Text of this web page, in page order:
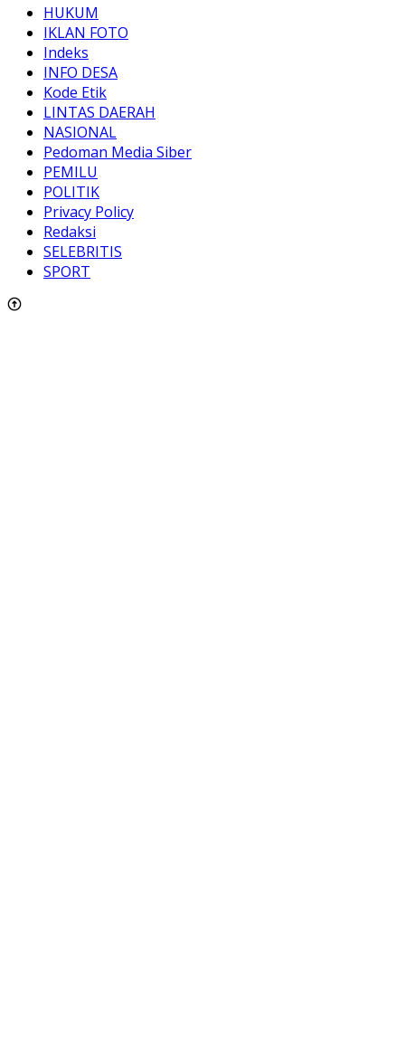
HUKUM
IKLAN FOTO
Indeks
INFO DESA
Kode Etik
LINTAS DAERAH
NASIONAL
Pedoman Media Siber
PEMILU
POLITIK
Privacy Policy
Redaksi
SELEBRITIS
SPORT